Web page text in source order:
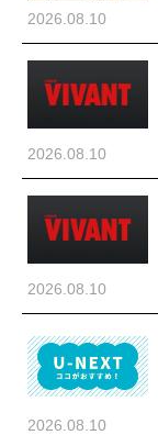
2026.08.10
2026.08.10
2026.08.10
2026.08.10